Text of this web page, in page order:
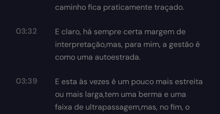
caminho fica praticamente traçado.
03:32
E claro, há sempre certa margem de
interpretação,mas, para mim, a gestão é
como uma autoestrada.
03:39
E esta às vezes é um pouco mais estreita
ou mais larga,tem uma berma e uma
faixa de ultrapassagem,mas, no fim, o